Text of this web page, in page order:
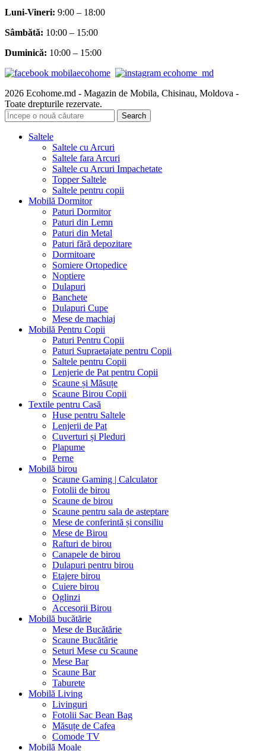
Luni-Vineri: 9:00 – 18:00
Sâmbătă: 10:00 – 15:00
Duminică: 10:00 – 15:00
2026 Ecohome.md - Magazin de Mobila, Chisinau, Moldova -
Toate drepturile rezervate.
Search
Saltele
Saltele cu Arcuri
Saltele fara Arcuri
Saltele cu Arcuri Impachetate
Topper Saltele
Saltele pentru copii
Mobilă Dormitor
Paturi Dormitor
Paturi din Lemn
Paturi din Metal
Paturi fără depozitare
Dormitoare
Somiere Ortopedice
Noptiere
Dulapuri
Banchete
Dulapuri Cupe
Mese de machiaj
Mobilă Pentru Copii
Paturi Pentru Copii
Paturi Supraetajate pentru Copii
Saltele pentru Copii
Lenjerie de Pat pentru Copii
Scaune și Măsuțe
Scaune Birou Copii
Textile pentru Casă
Huse pentru Saltele
Lenjerii de Pat
Cuverturi și Pleduri
Plapume
Perne
Mobilă birou
Scaune Gaming | Calculator
Fotolii de birou
Scaune de birou
Scaune pentru sala de asteptare
Mese de conferintă și consiliu
Mese de Birou
Rafturi de birou
Canapele de birou
Dulapuri pentru birou
Etajere birou
Cuiere birou
Oglinzi
Accesorii Birou
Mobilă bucătărie
Mese de Bucătărie
Scaune Bucătărie
Seturi Mese cu Scaune
Mese Bar
Scaune Bar
Taburete
Mobilă Living
Livinguri
Fotolii Sac Bean Bag
Măsuțe de Cafea
Comode TV
Mobilă Moale